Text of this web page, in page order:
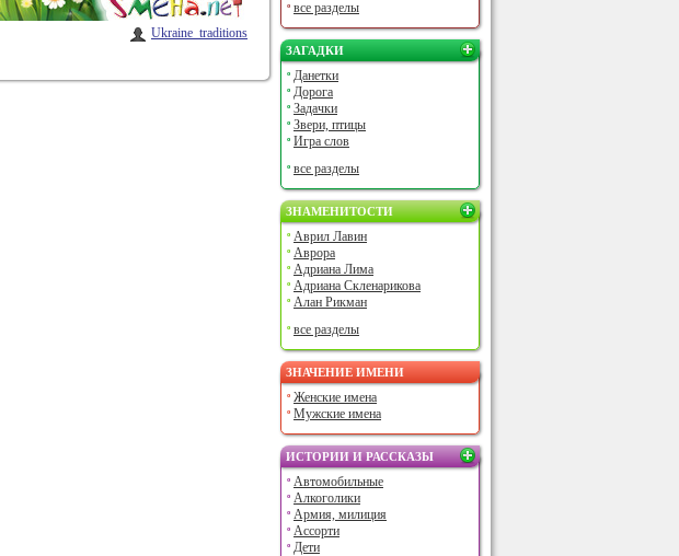
Ukraine_traditions
все разделы
ЗАГАДКИ
Данетки
Дорога
Задачки
Звери, птицы
Игра слов
все разделы
ЗНАМЕНИТОСТИ
Аврил Лавин
Аврора
Адриана Лима
Адриана Скленарикова
Алан Рикман
все разделы
ЗНАЧЕНИЕ ИМЕНИ
Женские имена
Мужские имена
ИСТОРИИ И РАССКАЗЫ
Автомобильные
Алкоголики
Армия, милиция
Ассорти
Дети